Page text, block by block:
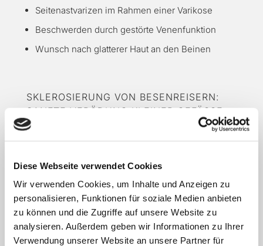
Diese Webseite verwendet Cookies
Wir verwenden Cookies, um Inhalte und Anzeigen zu
personalisieren, Funktionen für soziale Medien anbieten
zu können und die Zugriffe auf unsere Website zu
analysieren. Außerdem geben wir Informationen zu Ihrer
Verwendung unserer Website an unsere Partner für
Seitenastvarizen im Rahmen einer Varikose
Beschwerden durch gestörte Venenfunktion
Wunsch nach glatterer Haut an den Beinen
SKLEROSIERUNG VON BESENREISERN:
SANFTE VERÖDUNG KLEINER GEFÄSSE
Besenreisern. Dabei wird ein spezielles
Verödungsmittel mit einer feinen Nadel in die
betroffenen Gefäße injiziert. Die Gefäße verkleben,
verschließen sich und werden vom Körper
abgebaut.